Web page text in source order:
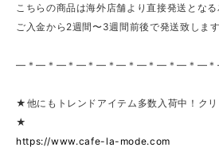
こちらの商品は海外店舗より直接発送となる
ご入金から2週間〜3週間前後で発送致します
—＊—＊—＊—＊—＊—＊—＊—＊—＊—
★他にもトレンドアイテム多数入荷中！ク
★
https://www.cafe-la-mode.com